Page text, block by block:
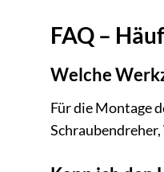
FAQ –
Welche
Für die Montage